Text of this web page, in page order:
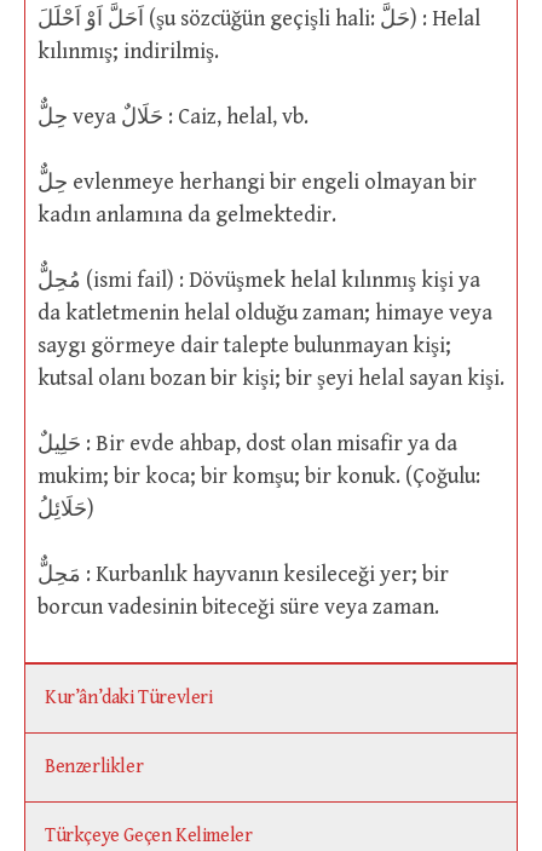
اَحَلَّ اَوْ اَحْلَلَ (şu sözcüğün geçişli hali: حَلَّ) : Helal
kılınmış; indirilmiş.
حِلٌّ veya حَلَالٌ : Caiz, helal, vb.
حِلٌّ evlenmeye herhangi bir engeli olmayan bir
kadın anlamına da gelmektedir.
مُحِلٌّ (ismi fail) : Dövüşmek helal kılınmış kişi ya
da katletmenin helal olduğu zaman; himaye veya
saygı görmeye dair talepte bulunmayan kişi;
kutsal olanı bozan bir kişi; bir şeyi helal sayan kişi.
حَلِيلٌ : Bir evde ahbap, dost olan misafir ya da
mukim; bir koca; bir komşu; bir konuk. (Çoğulu:
حَلَائِلُ)
مَحِلٌّ : Kurbanlık hayvanın kesileceği yer; bir
borcun vadesinin biteceği süre veya zaman.
Kur’ân’daki Türevleri
Benzerlikler
Türkçeye Geçen Kelimeler